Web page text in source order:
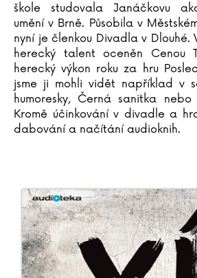
Emil Boček
Paula Bossio
Katja Brandisová
Richard Branson
Sara Brezzi
Otakar Brousek ml.
Marie Bruce
Igor Bukovský
Andrea Cagol
Juan Maneru Cámara
Vito Capezzuto
Claudia Carlsová
škole studovala Janáčkovu
umění v Brně. Působila v
nyní je členkou Divadla v Dlouhé.
herecký talent oceněn Cenou
herecký výkon roku za hru
jsme ji mohli vidět například v
humoresky, Černá sanitka nebo
Kromě účinkování v divadle a
dabování a načítání audioknih.